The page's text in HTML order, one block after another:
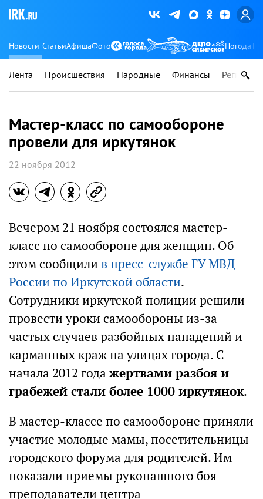
Новости СтатьиАфишаФото Погода
Лента Происшествия Народные Финансы Регионы
Мастер-класс по самообороне
провели для иркутянок
22 ноября 2012
Вечером 21 ноября состоялся мастер-
класс по самообороне для женщин. Об
этом сообщили в пресс-службе ГУ МВД
России по Иркутской области.
Сотрудники иркутской полиции решили
провести уроки самообороны из-за
частых случаев разбойных нападений и
карманных краж на улицах города. С
начала 2012 года жертвами разбоя и
грабежей стали более 1000 иркутянок.
В мастер-классе по самообороне приняли
участие молодые мамы, посетительницы
городского форума для родителей. Им
показали приемы рукопашного боя
преподаватели центра